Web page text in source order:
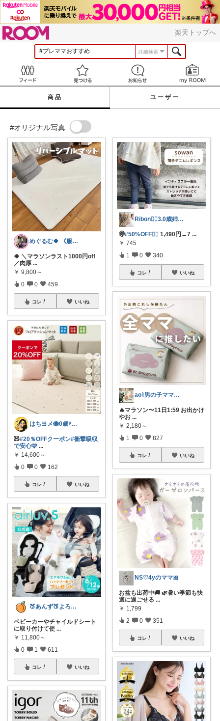
楽天トップへ
詳細検索
見つける お知らせ
商品 ユーザー
#オリジナル写真
めぐるむ🍀 《服と暮らし》朝コレ
🍀 ＼マラソンラスト1000円off
／肉厚 ...
￥ 9,800～
0 0 459
コレ いいね
はちヨメ🐝0歳ﾏﾏ👶🏻🎀
🧸#20％OFFクーポン#衝撃吸収
で安心🩷 ...
￥ 14,600～
0 0 162
コレ いいね
🍑あんず🍑よろしくおねがいします🤡
ベビーカーやチャイルドシート
に取り付けて使 ...
￥ 11,800～
0 1 611
コレ いいね
Ribon❁⃘3.0歳姉妹ﾏﾏ👧🏻♡
🉐#50%OFF❤️‍🔥 1,490円→7 ...
￥ 745
1 0 340
コレ いいね
ao⌇男の子ママの暮らし
🔥マラソン〜11日1:59 お出かけ
やお ...
￥ 2,180～
1 0 827
コレ いいね
NS♡4yのママ🎀
お盆も出荷中🚚 🌿暑い季節も快
適に過ごせる ...
￥ 1,799
2 0 351
コレ いいね